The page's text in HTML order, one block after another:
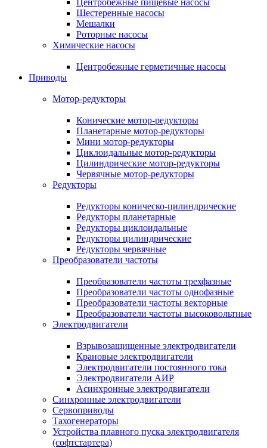
Центробежные пищевые насосы
Шестеренные насосы
Мешалки
Роторные насосы
Химические насосы
Центробежные герметичные насосы
Приводы
Мотор-редукторы
Конические мотор-редукторы
Планетарные мотор-редукторы
Мини мотор-редукторы
Циклоидальные мотор-редукторы
Цилиндрические мотор-редукторы
Червячные мотор-редукторы
Редукторы
Редукторы коническо-цилиндрические
Редукторы планетарные
Редукторы циклоидальные
Редукторы цилиндрические
Редукторы червячные
Преобразователи частоты
Преобразователи частоты трехфазные
Преобразователи частоты однофазные
Преобразователи частоты векторные
Преобразователи частоты высоковольтные
Электродвигатели
Взрывозащищенные электродвигатели
Крановые электродвигатели
Электродвигатели постоянного тока
Электродвигатели АИР
Асинхронные электродвигатели
Синхронные электродвигатели
Сервоприводы
Тахогенераторы
Устройства плавного пуска электродвигателя
(софтстартера)